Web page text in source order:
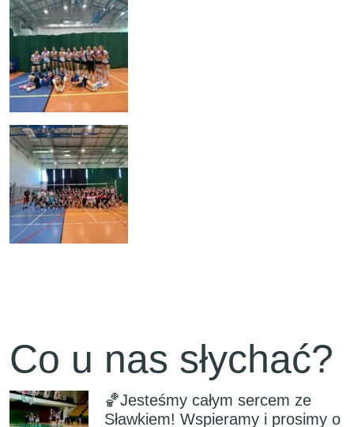
Co u nas słychać?
🏀Jesteśmy całym sercem ze
Sławkiem! Wspieramy i prosimy o